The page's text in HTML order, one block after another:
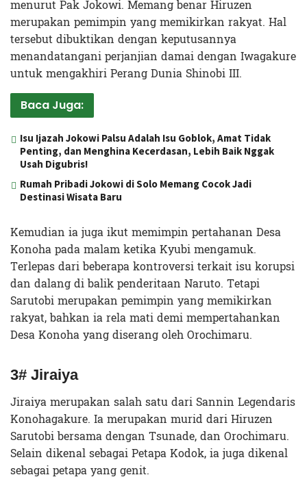
menurut Pak Jokowi. Memang benar Hiruzen
merupakan pemimpin yang memikirkan rakyat. Hal
tersebut dibuktikan dengan keputusannya
menandatangani perjanjian damai dengan Iwagakure
untuk mengakhiri Perang Dunia Shinobi III.
Baca Juga:
Isu Ijazah Jokowi Palsu Adalah Isu Goblok, Amat Tidak
Penting, dan Menghina Kecerdasan, Lebih Baik Nggak
Usah Digubris!
Rumah Pribadi Jokowi di Solo Memang Cocok Jadi
Destinasi Wisata Baru
Kemudian ia juga ikut memimpin pertahanan Desa
Konoha pada malam ketika Kyubi mengamuk.
Terlepas dari beberapa kontroversi terkait isu korupsi
dan dalang di balik penderitaan Naruto. Tetapi
Sarutobi merupakan pemimpin yang memikirkan
rakyat, bahkan ia rela mati demi mempertahankan
Desa Konoha yang diserang oleh Orochimaru.
3# Jiraiya
Jiraiya merupakan salah satu dari Sannin Legendaris
Konohagakure. Ia merupakan murid dari Hiruzen
Sarutobi bersama dengan Tsunade, dan Orochimaru.
Selain dikenal sebagai Petapa Kodok, ia juga dikenal
sebagai petapa yang genit.